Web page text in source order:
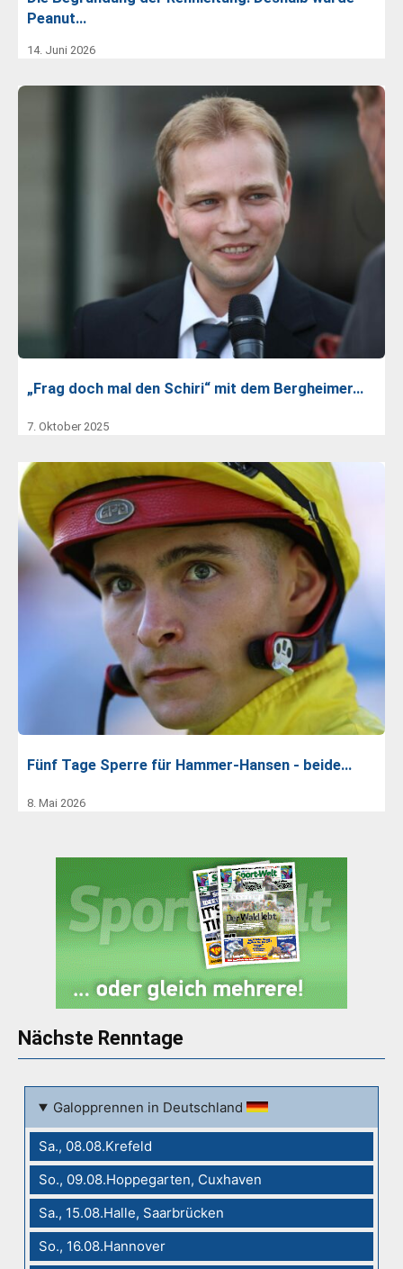
Peanut…
14. Juni 2026
„Frag doch mal den Schiri“ mit dem Bergheimer…
7. Oktober 2025
Fünf Tage Sperre für Hammer-Hansen - beide…
8. Mai 2026
Nächste Renntage
Galopprennen in Deutschland
Sa., 08.08.Krefeld
So., 09.08.Hoppegarten, Cuxhaven
Sa., 15.08.Halle, Saarbrücken
So., 16.08.Hannover